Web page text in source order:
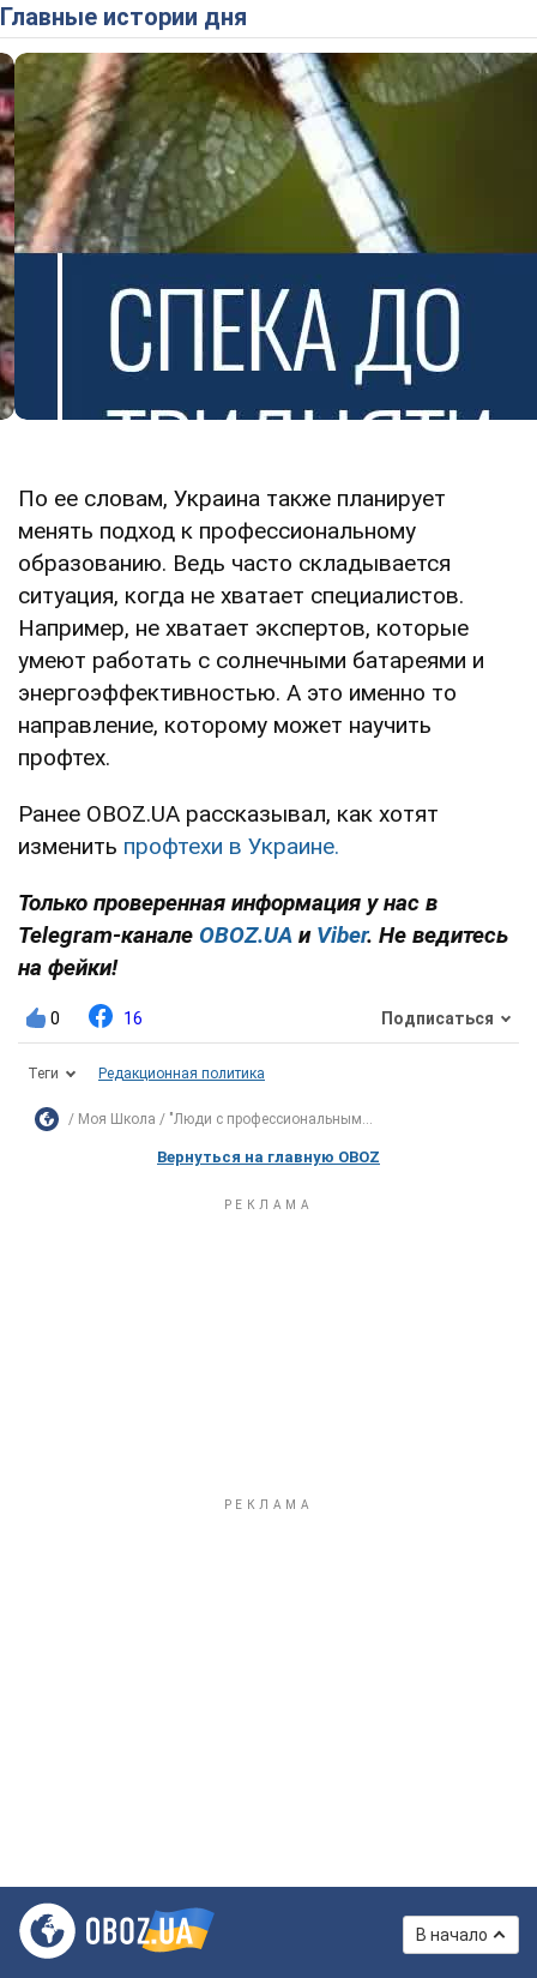
Главные истории дня
По ее словам, Украина также планирует
менять подход к профессиональному
образованию. Ведь часто складывается
ситуация, когда не хватает специалистов.
Например, не хватает экспертов, которые
умеют работать с солнечными батареями и
энергоэффективностью. А это именно то
направление, которому может научить
профтех.
Ранее OBOZ.UA рассказывал, как хотят
изменить профтехи в Украине.
Только проверенная информация у нас в
Telegram-канале OBOZ.UA и Viber. Не ведитесь
на фейки!
0 16 Подписаться
Теги Редакционная политика
Моя Школа "Люди с профессиональным...
Вернуться на главную OBOZ
В начало